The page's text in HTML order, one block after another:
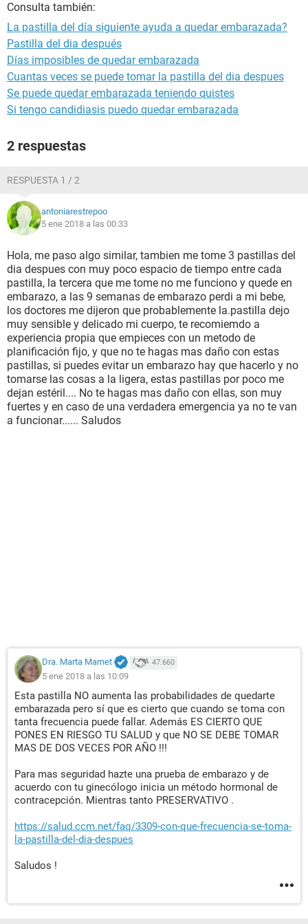
cuando aún no se está ovulando, pero existe el otro lado,
podría ser que esté en días de ovulación porque, por la regla
q se me adelanto, es perteneciente a la de enero y se supone
q sin la toma de la pastilla me bajaría más o menos a partir
del 14, pero como existe un descontrol, nada es exacto, solo
q tengo miedo de q la pastilla si actúe a la viceversa ...
Consulta también:
La pastilla del día siguiente ayuda a quedar embarazada?
Pastilla del dia después
Días imposibles de quedar embarazada
Cuantas veces se puede tomar la pastilla del dia despues
Se puede quedar embarazada teniendo quistes
Si tengo candidiasis puedo quedar embarazada
2 respuestas
RESPUESTA 1 / 2
antoniarestrepoo
5 ene 2018 a las 00:33
Hola, me paso algo similar, tambien me tome 3 pastillas del
dia despues con muy poco espacio de tiempo entre cada
pastilla, la tercera que me tome no me funciono y quede en
embarazo, a las 9 semanas de embarazo perdi a mi bebe,
los doctores me dijeron que probablemente la.pastilla dejo
muy sensible y delicado mi cuerpo, te recomiemdo a
experiencia propia que empieces con un metodo de
planificación fijo, y que no te hagas mas daño con estas
pastillas, si puedes evitar un embarazo hay que hacerlo y no
tomarse las cosas a la ligera, estas pastillas por poco me
dejan estéril.... No te hagas mas daño con ellas, son muy
fuertes y en caso de una verdadera emergencia ya no te van
a funcionar...... Saludos
Dra. Marta Marnet 47.660
5 ene 2018 a las 10:09
Esta pastilla NO aumenta las probabilidades de quedarte
embarazada pero sí que es cierto que cuando se toma con
tanta frecuencia puede fallar. Además ES CIERTO QUE
PONES EN RIESGO TU SALUD y que NO SE DEBE TOMAR
MAS DE DOS VECES POR AÑO !!!
Para mas seguridad hazte una prueba de embarazo y de
acuerdo con tu ginecólogo inicia un método hormonal de
contracepción. Mientras tanto PRESERVATIVO .
https://salud.ccm.net/faq/3309-con-que-frecuencia-se-toma-
la-pastilla-del-dia-despues
Saludos !